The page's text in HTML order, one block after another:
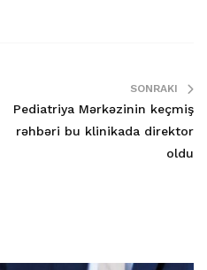
SONRAKI
Pediatriya Mərkəzinin keçmiş
rəhbəri bu klinikada direktor
oldu